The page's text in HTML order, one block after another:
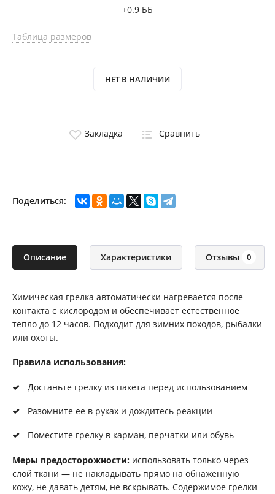
+0.9 ББ
Таблица размеров
НЕТ В НАЛИЧИИ
Закладка Сравнить
Поделиться:
Описание Характеристики Отзывы 0
Химическая грелка автоматически нагревается после
контакта с кислородом и обеспечивает естественное
тепло до 12 часов. Подходит для зимних походов, рыбалки
или охоты.
Правила использования:
Достаньте грелку из пакета перед использованием
Разомните ее в руках и дождитесь реакции
Поместите грелку в карман, перчатки или обувь
Меры предосторожности: использовать только через
слой ткани — не накладывать прямо на обнажённую
кожу, не давать детям, не вскрывать. Содержимое грелки